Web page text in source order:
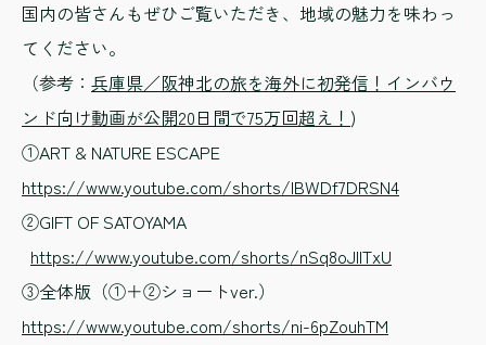
国内の皆さんもぜひご覧いただき、地域の魅力を味わっ
てください。
（参考： 兵庫県／阪神北の旅を海外に初発信！インバウ
ンド向け動画が公開20日間で75万回超え！ )
①ART & NATURE ESCAPE
https://www.youtube.com/shorts/IBWDf7DRSN4
②GIFT OF SATOYAMA
https://www.youtube.com/shorts/nSq8oJIITxU
③全体版（①＋②ショートver.）
https://www.youtube.com/shorts/ni-6pZouhTM